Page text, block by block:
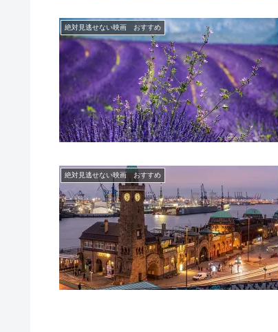
絶対見逃せない映画 おすすめ
絶対見逃せない映画 おすすめ